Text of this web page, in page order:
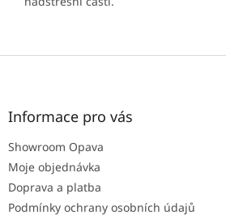
Z
Informace pro vás
Showroom Opava
Moje objednávka
Doprava a platba
Podmínky ochrany osobních údajů